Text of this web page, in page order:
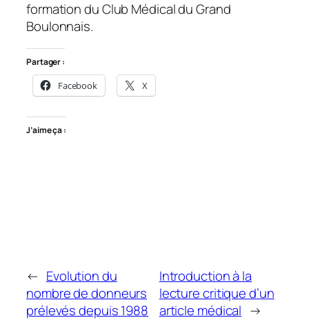
formation du Club Médical du Grand
Boulonnais.
Partager :
Facebook X
J’aime ça :
← Evolution du
nombre de donneurs
prélevés depuis 1988
Introduction à la
lecture critique d’un
article médical →